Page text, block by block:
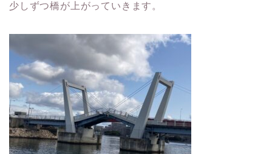
少しずつ橋が上がっていきます。